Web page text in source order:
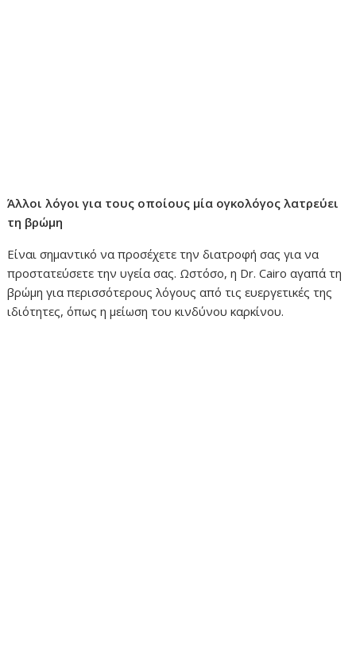
Άλλοι λόγοι για τους οποίους μία ογκολόγος λατρεύει
τη βρώμη
Είναι σημαντικό να προσέχετε την διατροφή σας για να
προστατεύσετε την υγεία σας. Ωστόσο, η Dr. Cairo αγαπά τη
βρώμη για περισσότερους λόγους από τις ευεργετικές της
ιδιότητες, όπως η μείωση του κινδύνου καρκίνου.